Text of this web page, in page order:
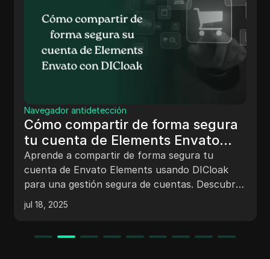
de forma segura
Envato
para compartir
segura
de forma segura tu
usando DICloak
de cuentas. Descubre
tu cuenta, evitar la
la privacidad al
Airdrop de la
(Guía
La guía completa
Network detalla
net, completar tareas
comercio de NFT. Ferros Network es una